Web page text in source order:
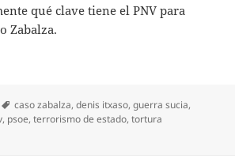
qué clave tiene el PNV para
Zabalza.
Etiquetas
caso zabalza,denis itxaso,guerra sucia,
, psoe,terrorismo de estado,tortura